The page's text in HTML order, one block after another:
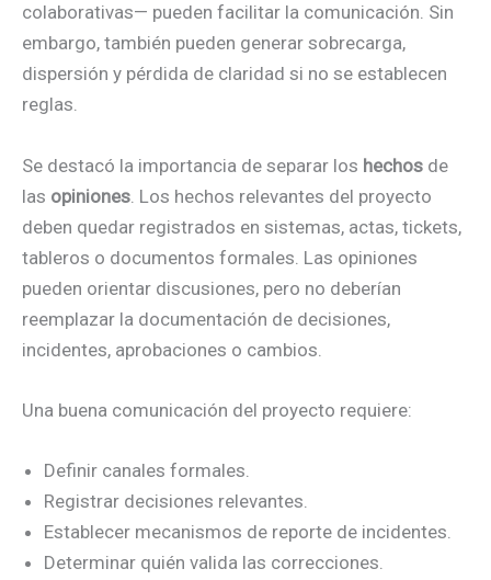
colaborativas— pueden facilitar la comunicación. Sin
embargo, también pueden generar sobrecarga,
dispersión y pérdida de claridad si no se establecen
reglas.
Se destacó la importancia de separar los hechos de
las opiniones . Los hechos relevantes del proyecto
deben quedar registrados en sistemas, actas, tickets,
tableros o documentos formales. Las opiniones
pueden orientar discusiones, pero no deberían
reemplazar la documentación de decisiones,
incidentes, aprobaciones o cambios.
Una buena comunicación del proyecto requiere:
Definir canales formales.
Registrar decisiones relevantes.
Establecer mecanismos de reporte de incidentes.
Determinar quién valida las correcciones.